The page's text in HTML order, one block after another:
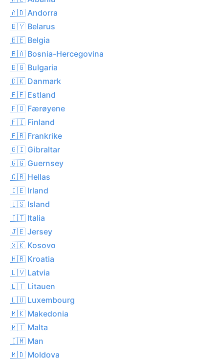
🇦🇩 Andorra
🇧🇾 Belarus
🇧🇪 Belgia
🇧🇦 Bosnia-Hercegovina
🇧🇬 Bulgaria
🇩🇰 Danmark
🇪🇪 Estland
🇫🇴 Færøyene
🇫🇮 Finland
🇫🇷 Frankrike
🇬🇮 Gibraltar
🇬🇬 Guernsey
🇬🇷 Hellas
🇮🇪 Irland
🇮🇸 Island
🇮🇹 Italia
🇯🇪 Jersey
🇽🇰 Kosovo
🇭🇷 Kroatia
🇱🇻 Latvia
🇱🇹 Litauen
🇱🇺 Luxembourg
🇲🇰 Makedonia
🇲🇹 Malta
🇮🇲 Man
🇲🇩 Moldova